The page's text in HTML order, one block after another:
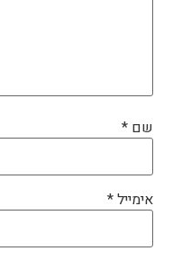
שם *
אימייל*